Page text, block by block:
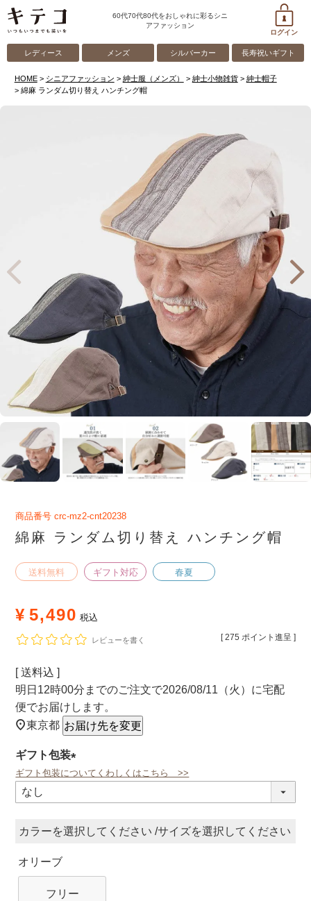
60代70代80代をおしゃれに彩るシニ
アファッション
ログイン
レディース メンズ シルバーカー 長寿祝いギフト
HOME シニアファッション 紳士服（メンズ） 紳士小物雑貨
紳士帽子
綿麻 ランダム切り替え ハンチング帽
商品番号 crc-mz2-cnt20238
綿麻 ランダム切り替え ハンチング帽
送料無料 ギフト対応 春夏
¥ 5,490 税込
[ 275 ポイント進呈 ]
レビューを書く
送料込
明日 12時00分 までのご注文で2026/08/11（火） に宅配
便でお届けします。
東京都 お届け先を変更
ギフト包装
(必
ギフト包装についてくわしくはこちら >>
カラー サイズ
オリーブ
フリー